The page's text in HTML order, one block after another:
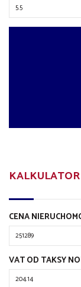
CENA
VAT OD TAKSY